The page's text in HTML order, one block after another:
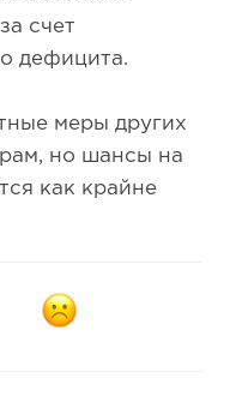
счет
дефицита.
меры других
но шансы на
как крайне